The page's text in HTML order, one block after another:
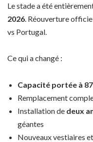
Le stade a été
2026. Réouverture
vs Portugal.
Ce qui a changé :
Capacité portée à
Remplacement
Installation de deux
géantes
Nouveaux vestiaires